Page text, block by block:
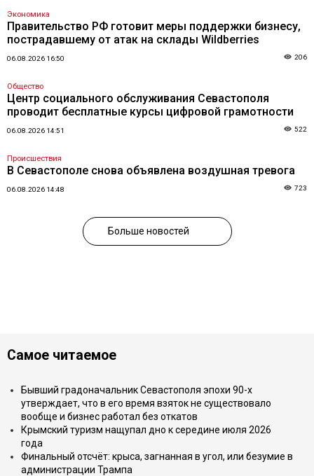
Экономика
Правительство РФ готовит меры поддержки бизнесу,
пострадавшему от атак на склады Wildberries
06.08.2026 16:50 206
Общество
Центр социального обслуживания Севастополя
проводит бесплатные курсы цифровой грамотности
06.08.2026 14:51 522
Происшествия
В Севастополе снова объявлена воздушная тревога
06.08.2026 14:48 723
Больше новостей
Самое читаемое
Бывший градоначальник Севастополя эпохи 90-х
утверждает, что в его время взяток не существовало
вообще и бизнес работал без откатов
Крымский туризм нащупал дно к середине июля 2026
года
Финальный отсчёт: крыса, загнанная в угол, или безумие в
администрации Трампа